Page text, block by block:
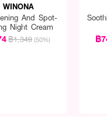
WINONA
And Spot-
Night Cream
฿1,349 (50%) ฿